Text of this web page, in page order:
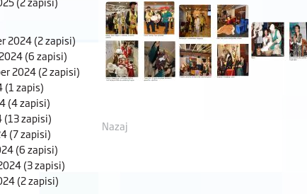
2024(2 zapisi)
(6 zapisi)
2024(2 zapisi)
(1 zapis)
(4 zapisi)
(13 zapisi)
(7 zapisi)
(6 zapisi)
(3 zapisi)
(2 zapisi)
Nazaj